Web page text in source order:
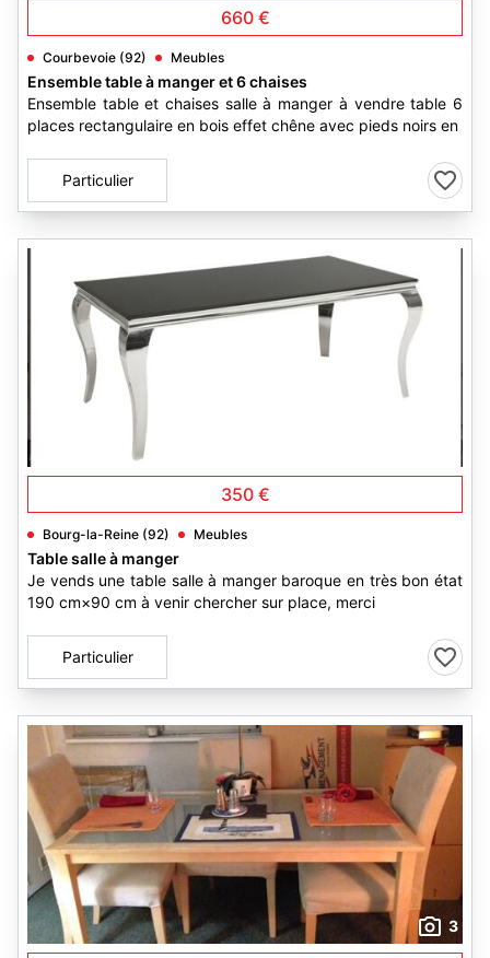
660 €
Courbevoie (92) Meubles
Ensemble table à manger et 6 chaises
Ensemble table et chaises salle à manger à vendre table 6
places rectangulaire en bois effet chêne avec pieds noirs en
Particulier
350 €
Bourg-la-Reine (92) Meubles
Table salle à manger
Je vends une table salle à manger baroque en très bon état
190 cm×90 cm à venir chercher sur place, merci
Particulier
3